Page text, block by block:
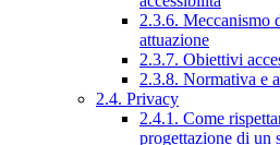
2.3.6. Meccanismo
attuazione
2.3.7. Obiettivi
2.3.8. Normativa e
2.4. Privacy
2.4.1. Come
progettazione di un